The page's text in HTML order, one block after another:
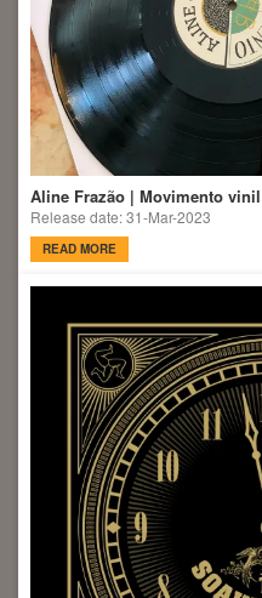
Aline Frazão | Movimento
Release date: 31-Mar-2023
READ MORE